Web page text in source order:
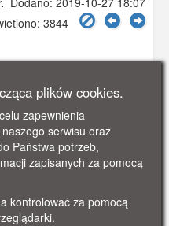
3844
o konstrukcji
Przed wojną własność
plików cookies.
zapewnienia
serwisu oraz
Państwa potrzeb,
zapisanych za pomocą
kontrolować za pomocą